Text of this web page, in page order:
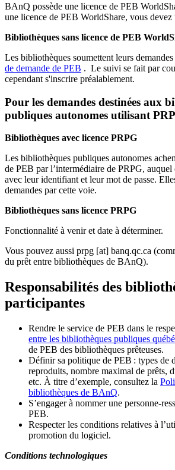
BAnQ possède une licence de PEB
une licence de PEB WorldShare, vous
Bibliothèques sans licence de PEB
Les bibliothèques soumettent leurs demandes
de demande de PEB . Le suivi se fait par
cependant s'inscrire préalablement.
Pour les demandes destinées aux
publiques autonomes utilisant
Bibliothèques avec licence PRPG
Les bibliothèques publiques autonomes
de PEB par l’intermédiaire de PRPG, auquel
avec leur identifiant et leur mot de passe.
demandes par cette voie.
Bibliothèques sans licence PRPG
Fonctionnalité à venir et date à déterminer.
Vous pouvez aussi prpg [at] banq.qc.ca
du prêt entre bibliothèques de BAnQ).
Responsabilités des
participantes
Rendre le service de PEB dans le
entre les bibliothèques publiques
de PEB des bibliothèques prêteuses.
Définir sa politique de PEB : types de
reproduits, nombre maximal de prêts,
etc. À titre d’exemple, consultez la
bibliothèques de BAnQ.
S’engager à nommer une personne-
PEB.
Respecter les conditions relatives à l’
promotion du logiciel.
Conditions technologiques